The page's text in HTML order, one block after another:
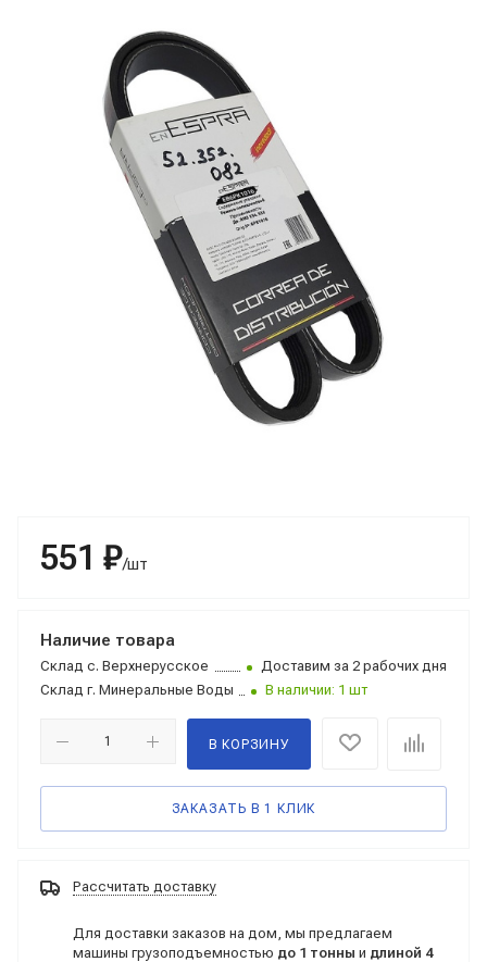
551 ₽/шт
Наличие товара
Склад с. Верхнерусское
Доставим за 2 рабочих дня
Склад г. Минеральные Воды В наличии: 1 шт
В КОРЗИНУ
ЗАКАЗАТЬ В 1 КЛИК
Рассчитать доставку
Для доставки заказов на дом, мы предлагаем
машины грузоподъемностью до 1 тонны и длиной 4